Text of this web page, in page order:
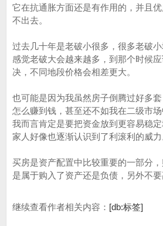
它在抗通胀方面还是有作用的，并且
不出去。
过去几十年是老破小很多，很多老破
感觉老破大会越来越多，到那个时候
决，不同地段价格会相差更大。
也可能是因为我虽然房子倒腾过好多
怎么赚到钱，甚至还不如我在二级市
我而言肯定是要把资金放到更容易稳
家人好像也逐渐认识到了利滚利的威力
买房是资产配置中比较重要的一部分
是属于购入了资产还是负债，另外不要
继续查看作者相关内容： [db:标签]